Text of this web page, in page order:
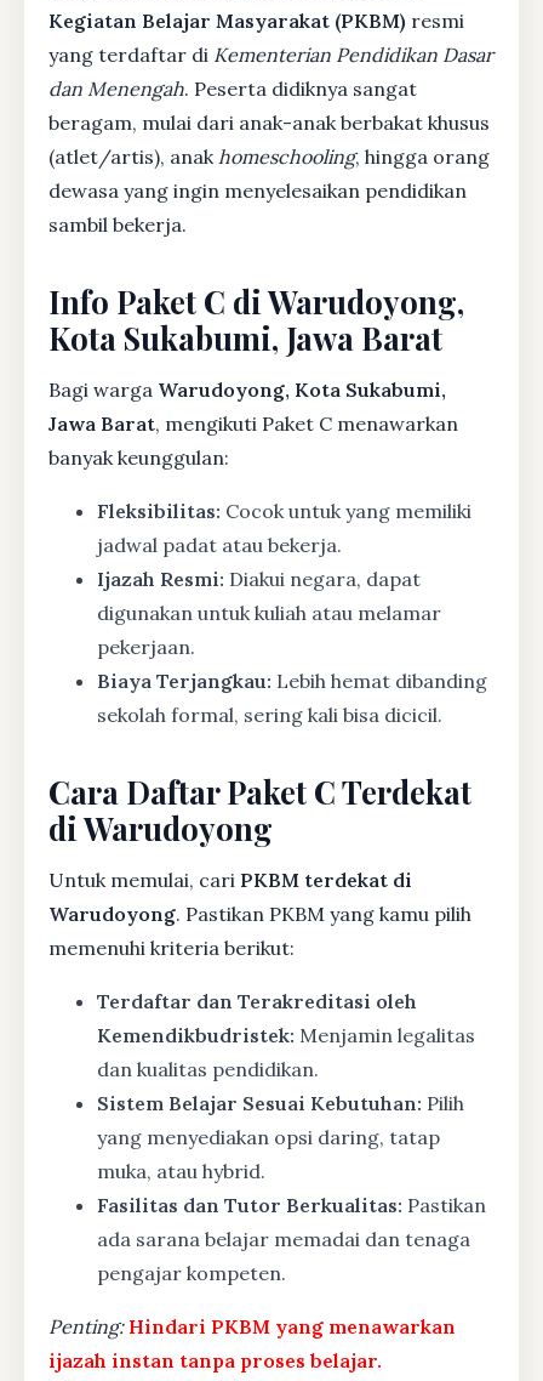
Kegiatan Belajar Masyarakat (PKBM) resmi
yang terdaftar di Kementerian Pendidikan Dasar
dan Menengah. Peserta didiknya sangat
beragam, mulai dari anak-anak berbakat khusus
(atlet/artis), anakhomeschooling, hingga orang
dewasa yang ingin menyelesaikan pendidikan
sambil bekerja.
Info Paket C di Warudoyong,
Kota Sukabumi, Jawa Barat
Bagi warga Warudoyong, Kota Sukabumi,
Jawa Barat, mengikuti Paket C menawarkan
banyak keunggulan:
Fleksibilitas: Cocok untuk yang memiliki
jadwal padat atau bekerja.
Ijazah Resmi: Diakui negara, dapat
digunakan untuk kuliah atau melamar
pekerjaan.
Biaya Terjangkau: Lebih hemat dibanding
sekolah formal, sering kali bisa dicicil.
Cara Daftar Paket C Terdekat
di Warudoyong
Untuk memulai, cari PKBM terdekat di
Warudoyong. Pastikan PKBM yang kamu pilih
memenuhi kriteria berikut:
Terdaftar dan Terakreditasi oleh
Kemendikbudristek: Menjamin legalitas
dan kualitas pendidikan.
Sistem Belajar Sesuai Kebutuhan: Pilih
yang menyediakan opsi daring, tatap
muka, atau hybrid.
Fasilitas dan Tutor Berkualitas: Pastikan
ada sarana belajar memadai dan tenaga
pengajar kompeten.
Penting: Hindari PKBM yang menawarkan
ijazah instan tanpa proses belajar.